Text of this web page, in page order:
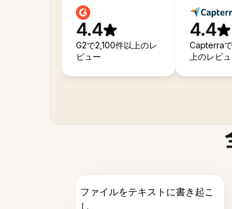
4.4
G2で2,100件以上のレ
ビュー
4.4
Capterra
上のレビ
ファイルをテキストに書き起こ
し